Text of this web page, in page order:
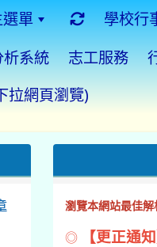
單 學校行
系統
志工服務
拉網頁瀏覽)
瀏覽本網站最佳
◎ 【更正通